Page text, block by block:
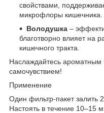
свойствами,
микрофлоры кишечника.
Володушка –
благотворно влияет на
кишечного тракта.
Наслаждайтесь
самочувствием!
Применение
Один фильтр-пакет залить
Настоять в течение 10–15